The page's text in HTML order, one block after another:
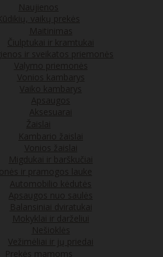
Naujienos
vaikų prekės
Maitinimas
Čiulptukai ir kramtukai
ir sveikatos priemonės
Valymo priemonės
Vonios kambarys
Vaiko kambarys
Apsaugos
Aksesuarai
Žaislai
Kambario žaislai
Vonios žaislai
Migdukai ir barškučiai
ir pramogos lauke
Automobilio kėdutės
Apsaugos nuo saulės
Balansiniai dviratukai
Mokyklai ir darželiui
Nešioklės
Vežimėliai ir jų priedai
Prekės mamoms